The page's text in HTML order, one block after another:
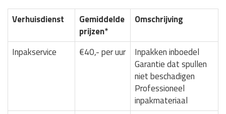
Verhuisdienst
Gemiddelde
prijzen*
Omschrijving
Inpakservice €40,- per uur
Inpakken inboedel
Garantie dat spullen
niet beschadigen
Professioneel
inpakmateriaal